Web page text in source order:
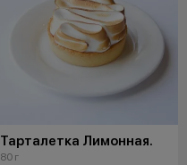
Тарталетка Лимонная.
80 г